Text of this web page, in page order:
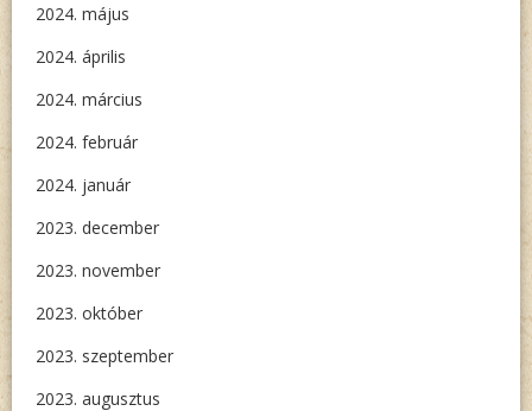
2024. május
2024. április
2024. március
2024. február
2024. január
2023. december
2023. november
2023. október
2023. szeptember
2023. augusztus